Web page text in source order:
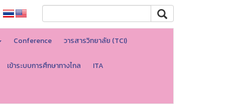
Conference วารสารวิทยาลัย (TCI)
เข้าระบบการศึกษาทางไกล ITA